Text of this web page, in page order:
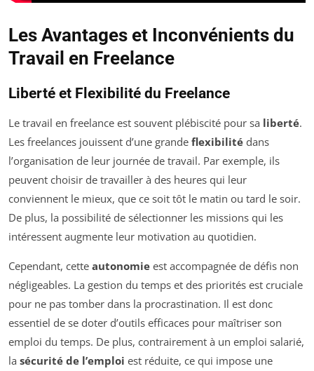
Les Avantages et Inconvénients du
Travail en Freelance
Liberté et Flexibilité du Freelance
Le travail en freelance est souvent plébiscité pour sa liberté.
Les freelances jouissent d’une grande flexibilité dans
l’organisation de leur journée de travail. Par exemple, ils
peuvent choisir de travailler à des heures qui leur
conviennent le mieux, que ce soit tôt le matin ou tard le soir.
De plus, la possibilité de sélectionner les missions qui les
intéressent augmente leur motivation au quotidien.
Cependant, cette autonomie est accompagnée de défis non
négligeables. La gestion du temps et des priorités est cruciale
pour ne pas tomber dans la procrastination. Il est donc
essentiel de se doter d’outils efficaces pour maîtriser son
emploi du temps. De plus, contrairement à un emploi salarié,
la sécurité de l’emploi est réduite, ce qui impose une